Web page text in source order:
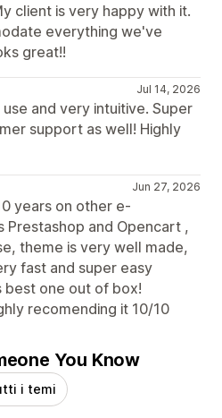
client is very happy with it.
everything we've
great!!
Jul 14, 2026
and very intuitive. Super
support as well! Highly
Jun 27, 2026
years on other e-
Prestashop and Opencart ,
theme is very well made,
fast and super easy
best one out of box!
recomending it 10/10
You Know
i temi